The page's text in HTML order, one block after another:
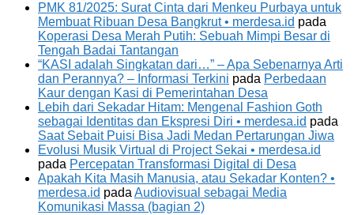
PMK 81/2025: Surat Cinta dari Menkeu Purbaya untuk
Membuat Ribuan Desa Bangkrut • merdesa.id pada
Koperasi Desa Merah Putih: Sebuah Mimpi Besar di
Tengah Badai Tantangan
“KASI adalah Singkatan dari…” – Apa Sebenarnya Arti
dan Perannya? – Informasi Terkini pada Perbedaan
Kaur dengan Kasi di Pemerintahan Desa
Lebih dari Sekadar Hitam: Mengenal Fashion Goth
sebagai Identitas dan Ekspresi Diri • merdesa.id pada
Saat Sebait Puisi Bisa Jadi Medan Pertarungan Jiwa
Evolusi Musik Virtual di Project Sekai • merdesa.id
pada Percepatan Transformasi Digital di Desa
Apakah Kita Masih Manusia, atau Sekadar Konten? •
merdesa.id pada Audiovisual sebagai Media
Komunikasi Massa (bagian 2)